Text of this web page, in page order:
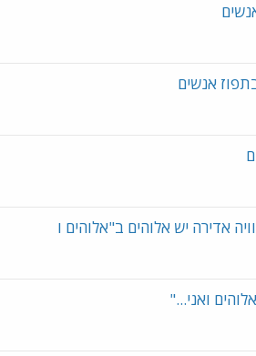
אנשים
אדירה יש אלוהים ב"אלוהים ו
ואני..."